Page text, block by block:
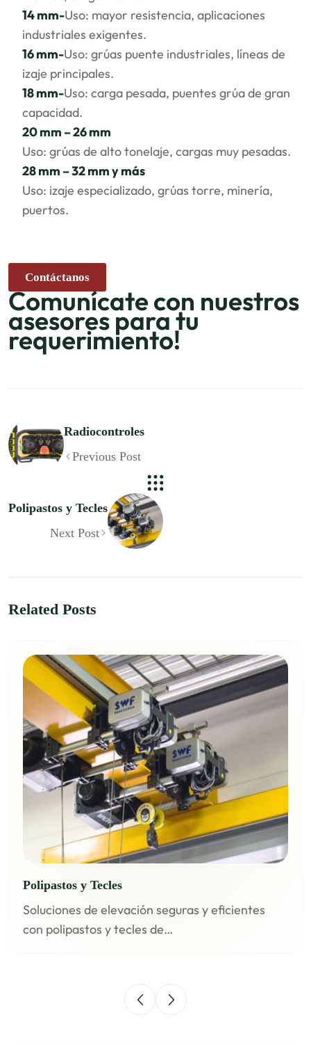
14 mm-Uso: mayor resistencia, aplicaciones
industriales exigentes.
16 mm-Uso: grúas puente industriales, líneas de
izaje principales.
18 mm-Uso: carga pesada, puentes grúa de gran
capacidad.
20 mm – 26 mm
Uso: grúas de alto tonelaje, cargas muy pesadas.
28 mm – 32 mm y más
Uso: izaje especializado, grúas torre, minería,
puertos.
Contáctanos
Comunícate con nuestros
asesores para tu
requerimiento!
Radiocontroles
Previous Post
Polipastos y Tecles
Next Post
Related Posts
Polipastos y Tecles
Soluciones de elevación seguras y eficientes
con polipastos y tecles de…